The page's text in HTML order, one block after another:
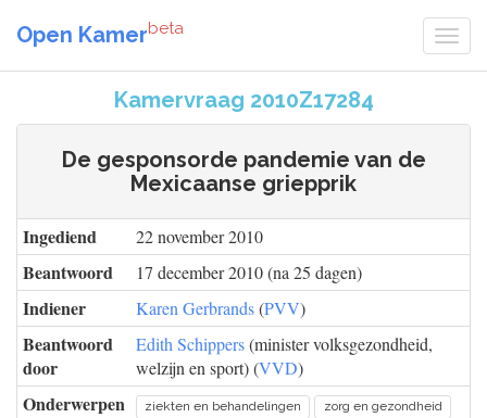
Open Kamerbeta
Kamervraag 2010Z17284
De gesponsorde pandemie van de
Mexicaanse griepprik
Ingediend 22 november 2010
Beantwoord 17 december 2010 (na 25 dagen)
Indiener Karen Gerbrands(PVV)
Beantwoord
door
Edith Schippers(minister volksgezondheid,
welzijn en sport) (VVD)
Onderwerpen ziekten en behandelingen zorg en gezondheid